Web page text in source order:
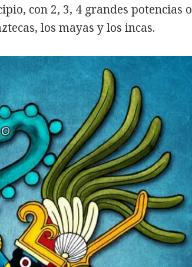
con 2, 3, 4 grandes potencias o
los mayas y los incas.